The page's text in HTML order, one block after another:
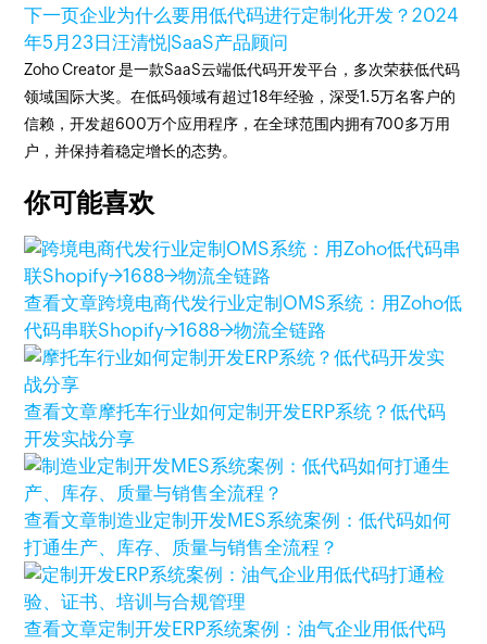
下一页企业为什么要用低代码进行定制化开发？2024
年5月23日汪清悦|SaaS产品顾问
Zoho Creator 是一款SaaS云端低代码开发平台，多次荣获低代码
领域国际大奖。在低码领域有超过18年经验，深受1.5万名客户的
信赖，开发超600万个应用程序，在全球范围内拥有700多万用
户，并保持着稳定增长的态势。
你可能喜欢
查看文章跨境电商代发行业定制OMS系统：用Zoho低
代码串联Shopify→1688→物流全链路
查看文章摩托车行业如何定制开发ERP系统？低代码
开发实战分享
查看文章制造业定制开发MES系统案例：低代码如何
打通生产、库存、质量与销售全流程？
查看文章定制开发ERP系统案例：油气企业用低代码